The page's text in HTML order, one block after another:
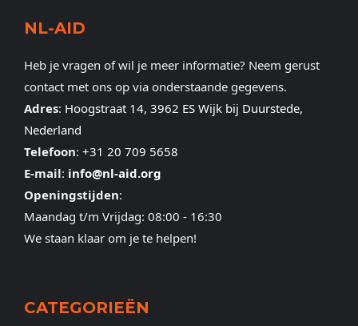
NL-AID
Heb je vragen of wil je meer informatie? Neem gerust
contact met ons op via onderstaande gegevens.
Adres: Hoogstraat 14, 3962 ES Wijk bij Duurstede,
Nederland
Telefoon: +31 20 709 5658
E-mail: info@nl-aid.org
Openingstijden:
Maandag t/m Vrijdag: 08:00 - 16:30
We staan klaar om je te helpen!
CATEGORIEËN